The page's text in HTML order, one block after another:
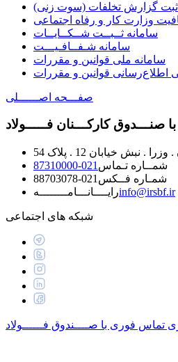
ثبت گزارش تخلفات (سوت زنی)
وزارت کار و رفاه اجتماعی
سامانه ثــبــت شــکــایــات
سامانه شـفــافـیـــت
سامانه ملی قوانین و مقررات
اطلاع‌رسانی قوانین و مقررات
صفـــحه اصــــــلی
صنـــدوق کارکـــنان فـــــولاد
. نبش خیابان 12 . پلاک 54
شمــاره تـماس 021-87310000
شمـاره فــکس 021-88703078
رايــــانـــامــــــــهinfo@irsbf.ir
شبکه های اجتماعی
تماس فوری با صــــندوق فــــــولاد